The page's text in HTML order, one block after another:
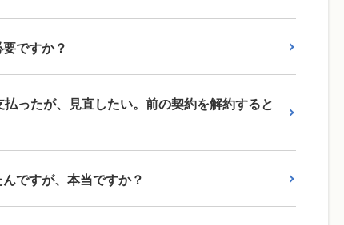
ですか？
ったが、見直したい。前の契約を解約すると
ですが、本当ですか？